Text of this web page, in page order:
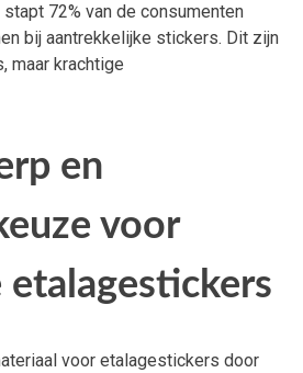
72% van de consumenten
bij aantrekkelijke stickers. Dit zijn
maar krachtige
en
voor
voor etalagestickers door